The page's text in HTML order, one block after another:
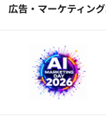
広告・マーケティン